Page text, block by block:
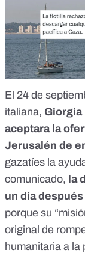
El 24 de
italiana, Giorgia
aceptara la
Jerusalén de
gazatíes la
comunicado, la
un día
porque su
original de
humanitaria a la